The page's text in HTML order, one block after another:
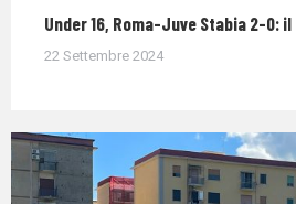
Under 16, Roma-Juve Stabia 2-0:
22 Settembre 2024